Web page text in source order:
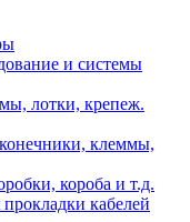
и системы
лотки, крепеж.
клеммы,
короба и т.д.
кабелей